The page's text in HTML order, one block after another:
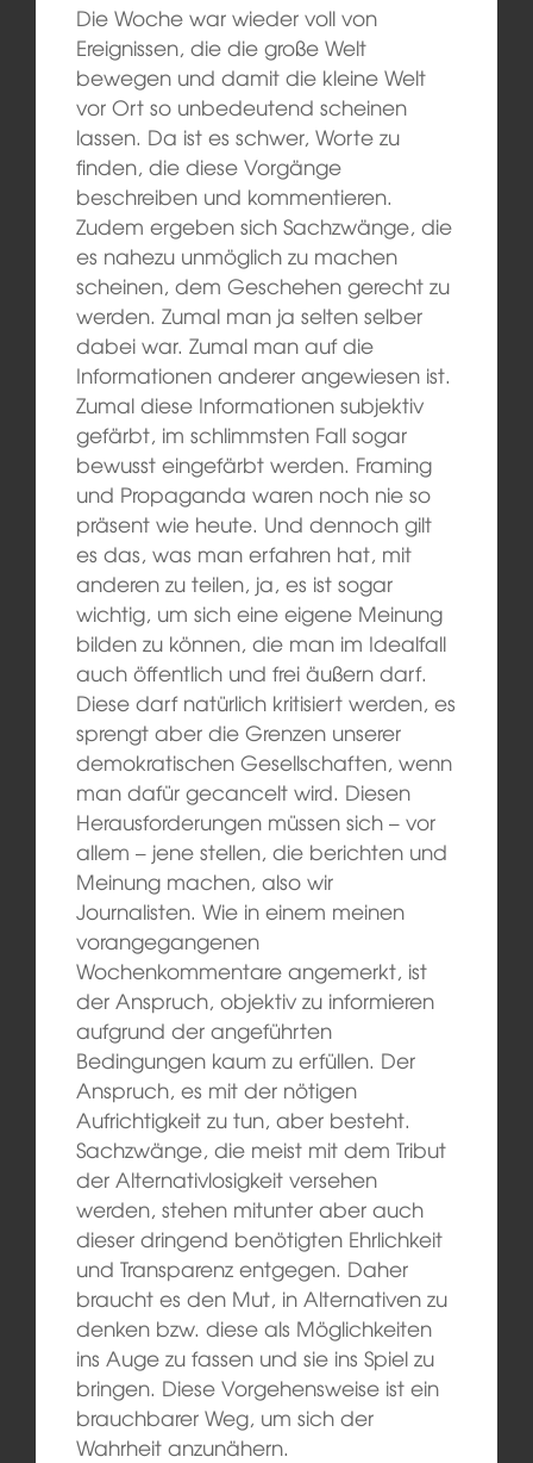
Die Woche war wieder voll von
Ereignissen, die die große Welt
bewegen und damit die kleine Welt
vor Ort so unbedeutend scheinen
lassen. Da ist es schwer, Worte zu
finden, die diese Vorgänge
beschreiben und kommentieren.
Zudem ergeben sich Sachzwänge, die
es nahezu unmöglich zu machen
scheinen, dem Geschehen gerecht zu
werden. Zumal man ja selten selber
dabei war. Zumal man auf die
Informationen anderer angewiesen ist.
Zumal diese Informationen subjektiv
gefärbt, im schlimmsten Fall sogar
bewusst eingefärbt werden. Framing
und Propaganda waren noch nie so
präsent wie heute. Und dennoch gilt
es das, was man erfahren hat, mit
anderen zu teilen, ja, es ist sogar
wichtig, um sich eine eigene Meinung
bilden zu können, die man im Idealfall
auch öffentlich und frei äußern darf.
Diese darf natürlich kritisiert werden, es
sprengt aber die Grenzen unserer
demokratischen Gesellschaften, wenn
man dafür gecancelt wird. Diesen
Herausforderungen müssen sich – vor
allem – jene stellen, die berichten und
Meinung machen, also wir
Journalisten. Wie in einem meinen
vorangegangenen
Wochenkommentare angemerkt, ist
der Anspruch, objektiv zu informieren
aufgrund der angeführten
Bedingungen kaum zu erfüllen. Der
Anspruch, es mit der nötigen
Aufrichtigkeit zu tun, aber besteht.
Sachzwänge, die meist mit dem Tribut
der Alternativlosigkeit versehen
werden, stehen mitunter aber auch
dieser dringend benötigten Ehrlichkeit
und Transparenz entgegen. Daher
braucht es den Mut, in Alternativen zu
denken bzw. diese als Möglichkeiten
ins Auge zu fassen und sie ins Spiel zu
bringen. Diese Vorgehensweise ist ein
brauchbarer Weg, um sich der
Wahrheit anzunähern.